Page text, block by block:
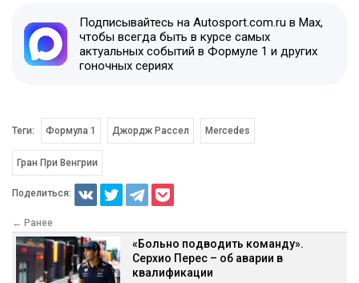
Подписывайтесь на Autosport.com.ru в Max,
чтобы всегда быть в курсе самых
актуальных событий в Формуле 1 и других
гоночных сериях
Теги: Формула 1 Джордж Рассел Mercedes
Гран При Венгрии
Поделиться:
← Ранее
«Больно подводить команду».
Серхио Перес – об аварии в
квалификации